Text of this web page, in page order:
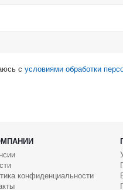
с условиями обработки
конфиденциальности